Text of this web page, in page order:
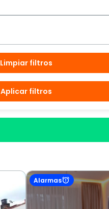
Limpiar filtros
Aplicar filtros
Alarmas